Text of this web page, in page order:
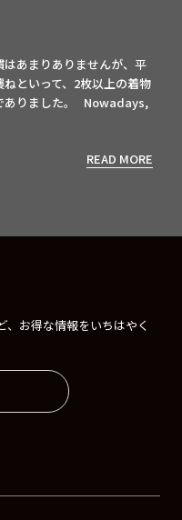
あまりありませんが、平
といって、2枚以上の着物
ありました。 Nowadays,
READ MORE
お得な情報をいちはやく